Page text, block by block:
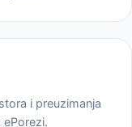
i preuzimanja